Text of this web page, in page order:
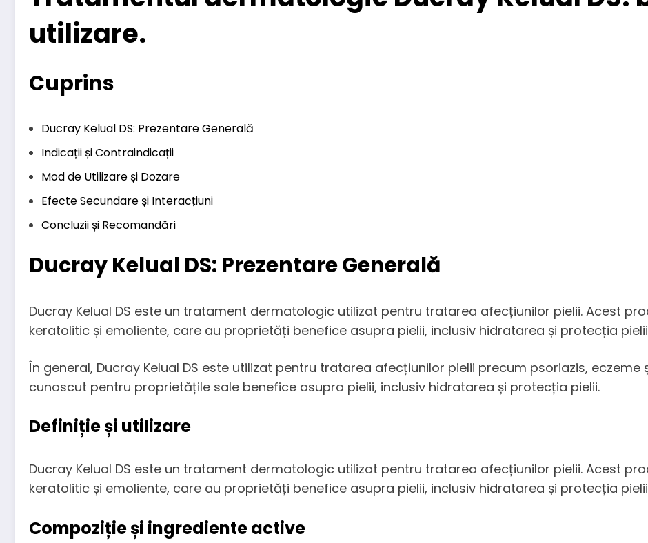
utilizare.
Cuprins
Ducray Kelual DS: Prezentare Generală
Indicații și Contraindicații
Mod de Utilizare și Dozare
Efecte Secundare și Interacțiuni
Concluzii și Recomandări
Ducray Kelual DS: Prezentare Generală
Ducray Kelual DS este un tratament dermatologic utilizat pentru tratarea afecțiunilor pielii. Acest
keratolitic și emoliente, care au proprietăți benefice asupra pielii, inclusiv hidratarea și protecția
În general, Ducray Kelual DS este utilizat pentru tratarea afecțiunilor pielii precum psoriazis,
cunoscut pentru proprietățile sale benefice asupra pielii, inclusiv hidratarea și protecția pielii.
Definiție și utilizare
Ducray Kelual DS este un tratament dermatologic utilizat pentru tratarea afecțiunilor pielii. Acest
keratolitic și emoliente, care au proprietăți benefice asupra pielii, inclusiv hidratarea și protecția
Compoziție și ingrediente active